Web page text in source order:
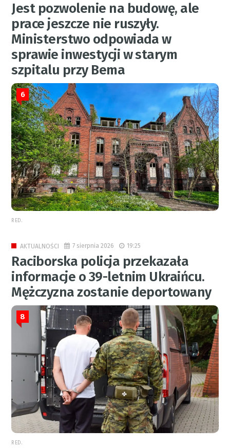
Jest pozwolenie na budowę, ale
prace jeszcze nie ruszyły.
Ministerstwo odpowiada w
sprawie inwestycji w starym
szpitalu przy Bema
6
RED.
AKTUALNOŚCI 7 sierpnia 2026 19:25
Raciborska policja przekazała
informacje o 39-letnim Ukraińcu.
Mężczyzna zostanie deportowany
8
RED.